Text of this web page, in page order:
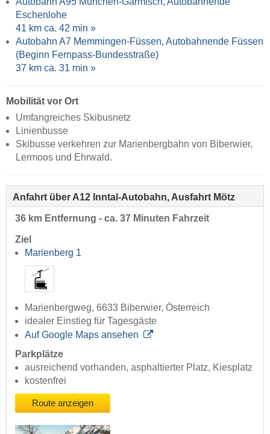
Eschenlohe
41 km ca. 42 min »
Autobahn A7 Memmingen-Füssen, Autobahnende Füssen
(Beginn Fernpass-Bundesstraße)
37 km ca. 31 min »
Mobilität vor Ort
Umfangreiches Skibusnetz
Linienbusse
Skibusse verkehren zur Marienbergbahn von Biberwier,
Lermoos und Ehrwald.
Anfahrt über A12 Inntal-Autobahn, Ausfahrt Mötz
36 km Entfernung - ca. 37 Minuten Fahrzeit
Ziel
Marienberg 1
Marienbergweg, 6633 Biberwier, Österreich
idealer Einstieg für Tagesgäste
Auf Google Maps ansehen
Parkplätze
ausreichend vorhanden, asphaltierter Platz, Kiesplatz
kostenfrei
Route anzeigen